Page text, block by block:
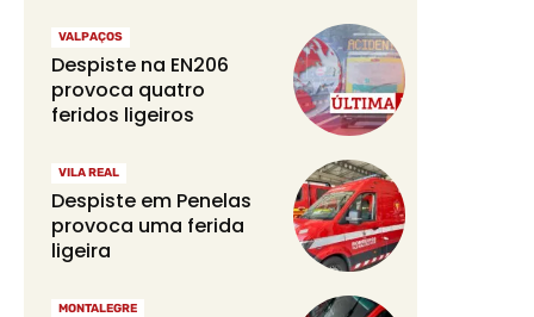
VALPAÇOS
Despiste na EN206
provoca quatro
feridos ligeiros
VILA REAL
Despiste em Penelas
provoca uma ferida
ligeira
MONTALEGRE